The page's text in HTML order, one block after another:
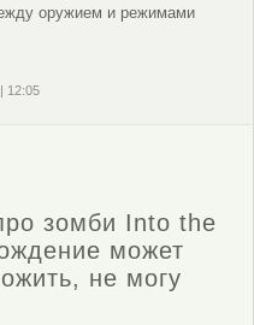
оружием и режимами
| 12:05
зомби Into the
может
не могу